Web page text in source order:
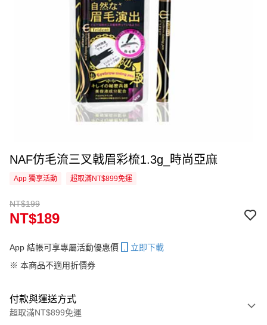
NAF仿毛流三叉戟眉彩梳1.3g_時尚亞麻
App 獨享活動 超取滿NT$899免運
NT$199
NT$189
App 結帳可享專屬活動優惠價
立即下載
※ 本商品不適用折價券
付款與運送方式
超取滿NT$899免運